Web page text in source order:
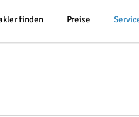
finden Preise